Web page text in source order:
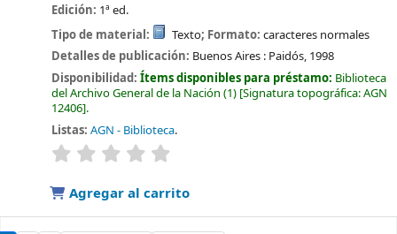
Edición: 1ª ed.
Tipo de material:
Texto; Formato: caracteres normales
Detalles de publicación: Buenos Aires : Paidós, 1998
Disponibilidad:Ítems disponibles para préstamo: Biblioteca
del Archivo General de la Nación (1) Signatura topográfica:AGN
12406 .
Listas: AGN - Biblioteca.
valoración
Agregar al carrito